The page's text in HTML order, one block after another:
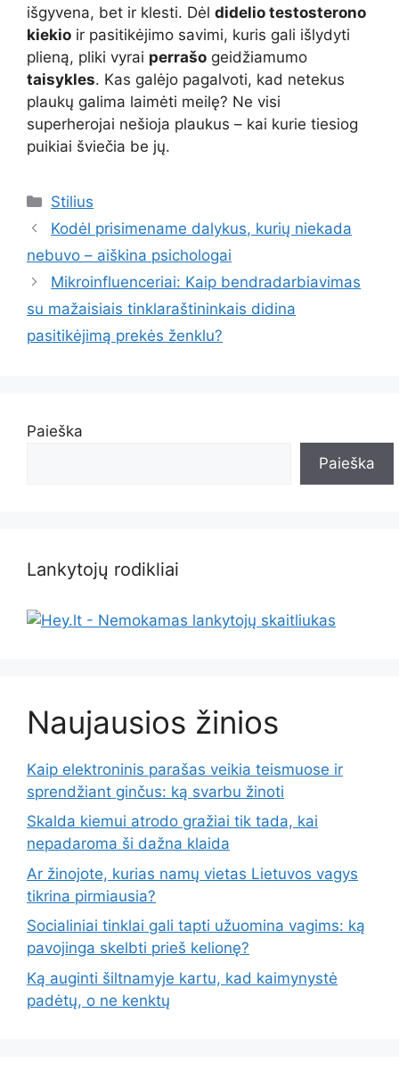
išgyvena, bet ir klesti. Dėl didelio testosterono
kiekio ir pasitikėjimo savimi, kuris gali išlydyti
plieną, pliki vyrai perrašo geidžiamumo
taisykles. Kas galėjo pagalvoti, kad netekus
plaukų galima laimėti meilę? Ne visi
superherojai nešioja plaukus – kai kurie tiesiog
puikiai šviečia be jų.
Kategorijos
Stilius
Kodėl prisimename dalykus, kurių niekada
nebuvo – aiškina psichologai
Mikroinfluenceriai: Kaip bendradarbiavimas
su mažaisiais tinklaraštininkais didina
pasitikėjimą prekės ženklu?
Paieška
Paieška
Lankytojų rodikliai
Naujausios žinios
Kaip elektroninis parašas veikia teismuose ir
sprendžiant ginčus: ką svarbu žinoti
Skalda kiemui atrodo gražiai tik tada, kai
nepadaroma ši dažna klaida
Ar žinojote, kurias namų vietas Lietuvos vagys
tikrina pirmiausia?
Socialiniai tinklai gali tapti užuomina vagims: ką
pavojinga skelbti prieš kelionę?
Ką auginti šiltnamyje kartu, kad kaimynystė
padėtų, o ne kenktų